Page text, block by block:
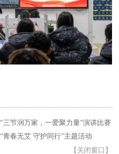
三节润万家，一爱聚力量”演讲比赛
青春无艾 守护同行”主题活动
【 关闭窗口 】